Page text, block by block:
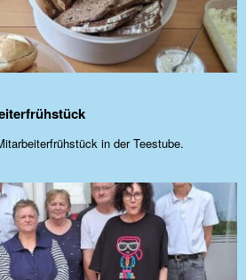
in der Teestube.